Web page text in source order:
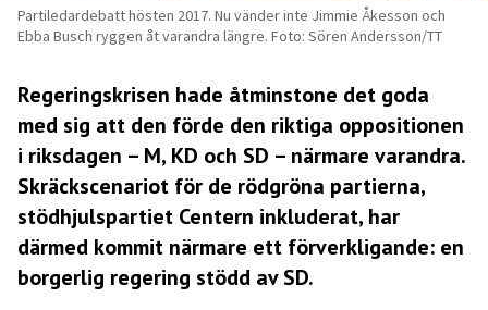
Partiledardebatt hösten 2017. Nu vänder inte Jimmie Åkesson och
Ebba Busch ryggen åt varandra längre. Foto: Sören Andersson/TT
Regeringskrisen hade åtminstone det goda
med sig att den förde den riktiga oppositionen
i riksdagen – M, KD och SD – närmare varandra.
Skräckscenariot för de rödgröna partierna,
stödhjulspartiet Centern inkluderat, har
därmed kommit närmare ett förverkligande: en
borgerlig regering stödd av SD.